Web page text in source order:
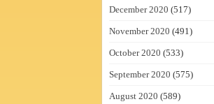
December 2020 (517)
November 2020 (491)
October 2020 (533)
September 2020 (575)
August 2020 (589)